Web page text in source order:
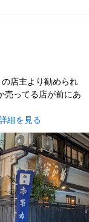
店主より勧められ
売ってる店が前にあ
細を見る